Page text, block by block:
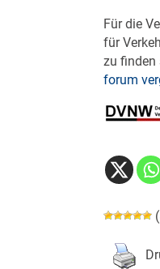
Für die
für
zu finden
forum
(